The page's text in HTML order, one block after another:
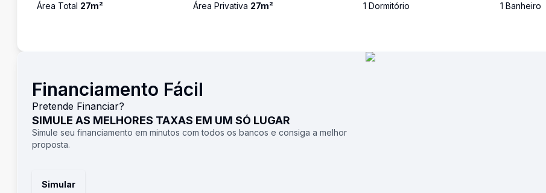
Área Total 27m² Área Privativa 27m² 1 Dormitório 1 Banheiro
Financiamento Fácil
Pretende Financiar?
SIMULE AS MELHORES TAXAS EM UM SÓ LUGAR
Simule seu financiamento em minutos com todos os bancos e consiga a melhor
proposta.
Simular